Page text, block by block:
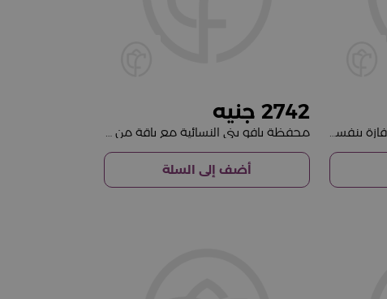
حقيبة يد بافو براون كروس و فازة بنفسجي
2742
محفظة بافو بني النسائية مع باقة من الورود الحمراء
أضف إلى السلة